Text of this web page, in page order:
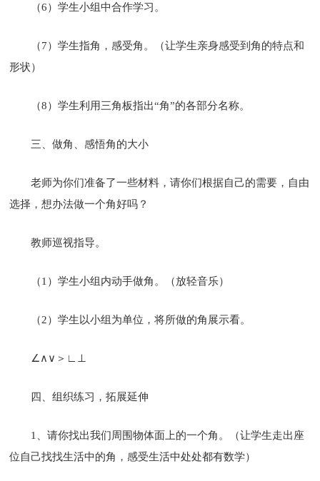
（6）学生小组中合作学习。
（7）学生指角，感受角。（让学生亲身感受到角的特点和
形状）
（8）学生利用三角板指出“角”的各部分名称。
三、做角、感悟角的大小
老师为你们准备了一些材料，请你们根据自己的需要，自由
选择，想办法做一个角好吗？
教师巡视指导。
（1）学生小组内动手做角。（放轻音乐）
（2）学生以小组为单位，将所做的角展示看。
∠∧∨＞∟⊥
四、组织练习，拓展延伸
1、请你找出我们周围物体面上的一个角。（让学生走出座
位自己找找生活中的角，感受生活中处处都有数学）